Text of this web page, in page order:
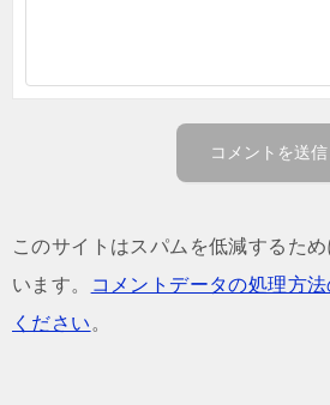
このサイトはスパムを低減するた
います。
コメントデータの処理方
ください 。